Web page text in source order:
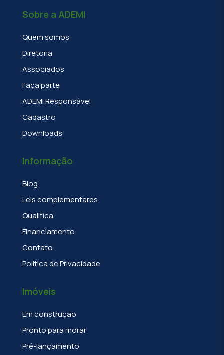
Sobre a ADEMI
Quem somos
Diretoria
Associados
Faça parte
ADEMI Responsável
Cadastro
Downloads
Informação
Blog
Leis complementares
Qualifica
Financiamento
Contato
Política de Privacidade
Imóveis
Em construção
Pronto para morar
Pré-lançamento